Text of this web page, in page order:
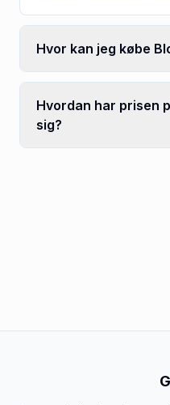
Hvor kan jeg købe
Hvordan har prisen
sig?